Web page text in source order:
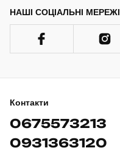
НАШІ СОЦІАЛЬНІ МЕРЕЖІ
Контакти
0675573213
0931363120